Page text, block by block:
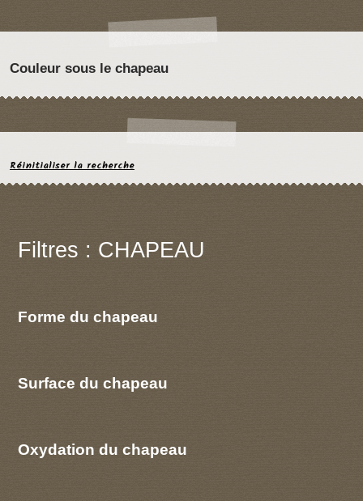
Couleur sous le chapeau
Réinitialiser la recherche
Filtres : CHAPEAU
Forme du chapeau
Surface du chapeau
Oxydation du chapeau